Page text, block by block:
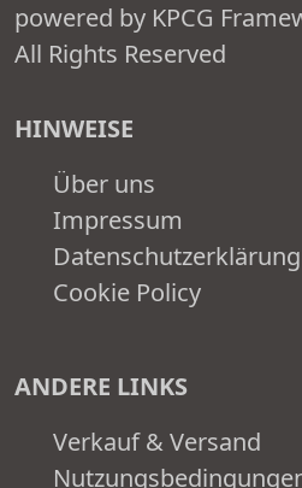
powered by KPCG
All Rights Reserved
HINWEISE
Über uns
Impressum
Datenschutzerklärung
Cookie Policy
ANDERE LINKS
Verkauf & Versand